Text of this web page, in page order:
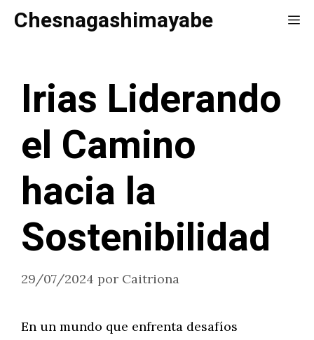
SaltarChesnagashimayabe
Irias Liderando
el Camino
hacia la
Sostenibilidad
29/07/2024 por Caitriona
En un mundo que enfrenta desafíos